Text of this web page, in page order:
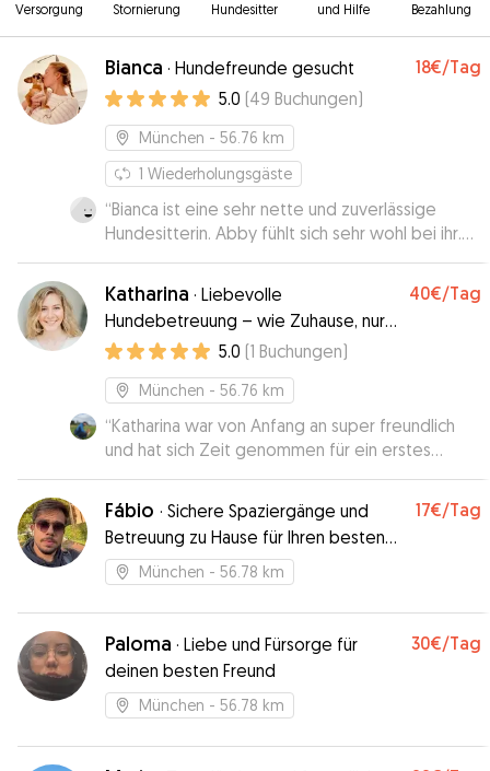
Versorgung
Stornierung
Hundesitter
und Hilfe
Bezahlung
Bianca · Hundefreunde gesucht 18€/Tag
5.0 (49 Buchungen)
München - 56.76 km
1 Wiederholungsgäste
“Bianca ist eine sehr nette und zuverlässige
Hundesitterin. Abby fühlt sich sehr wohl bei ihr.
Vielen Dank für die gute Betreuung.”
Katharina · Liebevolle
Hundebetreuung – wie Zuhause, nur
mit extra Streicheleinheiten!
40€/Tag
5.0 (1 Buchungen)
München - 56.76 km
“Katharina war von Anfang an super freundlich
und hat sich Zeit genommen für ein erstes
Gespräch und Kennenlernen. Sie hat sich super
um unseren Yari gekümmert und wir konnten
entspannt den Abend genießen. Würden ihr
jederzeit wieder unseren Hund anvertrauen.
Danke.”
Fábio · Sichere Spaziergänge und
Betreuung zu Hause für Ihren besten
Freund
17€/Tag
München - 56.78 km
Paloma · Liebe und Fürsorge für
deinen besten Freund
30€/Tag
München - 56.78 km